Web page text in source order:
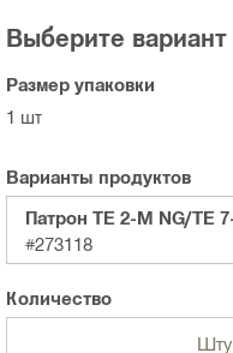
Выберите вариант
Размер упаковки
1 шт
Варианты продуктов
Патрон TE 2-M NG/TE
#273118
Количество